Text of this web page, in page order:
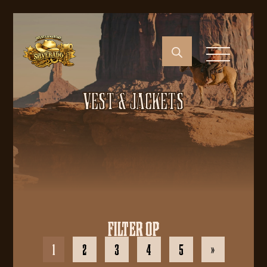
VEST & JACKETS
FILTER OP
1 2 3 4 5 »